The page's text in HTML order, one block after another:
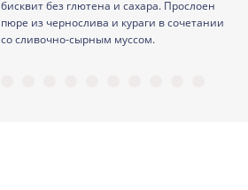
бисквит без глютена и сахара. Прослоен
пюре из чернослива и кураги в сочетании
со сливочно-сырным муссом.